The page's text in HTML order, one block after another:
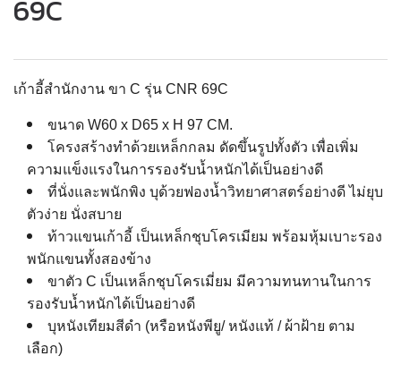
69C
เก้าอี้สำนักงาน ขา C รุ่น CNR 69C
ขนาด W60 x D65 x H 97 CM.
โครงสร้างทำด้วยเหล็กกลม ดัดขึ้นรูปทั้งตัว เพื่อเพิ่ม
ความแข็งแรงในการรองรับน้ำหนักได้เป็นอย่างดี
ที่นั่งและพนักพิง บุด้วยฟองน้ำวิทยาศาสตร์อย่างดี ไม่ยุบ
ตัวง่าย นั่งสบาย
ท้าวแขนเก้าอี้ เป็นเหล็กชุบโครเมียม พร้อมหุ้มเบาะรอง
พนักแขนทั้งสองข้าง
ขาตัว C เป็นเหล็กชุบโครเมี่ยม มีความทนทานในการ
รองรับน้ำหนักได้เป็นอย่างดี
บุหนังเทียมสีดํา (หรือหนังพียู/ หนังแท้ / ผ้าฝ้าย ตาม
เลือก)